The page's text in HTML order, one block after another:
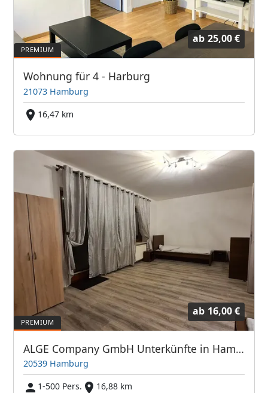
ab 25,00 €
Wohnung für 4 - Harburg
21073 Hamburg
16,47 km
ab 16,00 €
ALGE Company GmbH Unterkünfte in Hamburg, Buxtehude, Stade, Lübeck
20539 Hamburg
1-500 Pers.
16,88 km